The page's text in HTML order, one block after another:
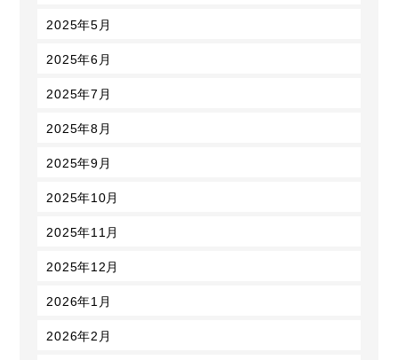
2025年5月
2025年6月
2025年7月
2025年8月
2025年9月
2025年10月
2025年11月
2025年12月
2026年1月
2026年2月